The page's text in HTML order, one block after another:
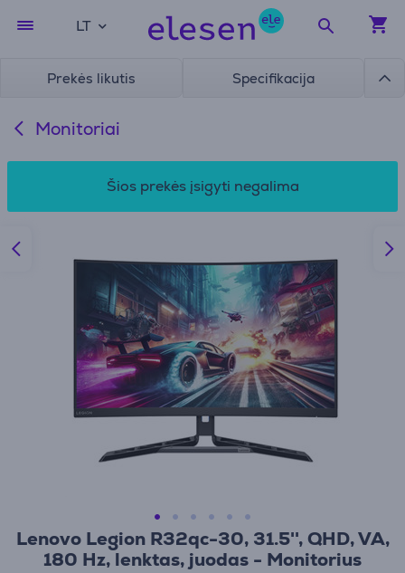
LT
Prekės likutis Specifikacija
Monitoriai
Šios prekės įsigyti negalima
Lenovo Legion R32qc-30, 31.5'', QHD, VA,
180 Hz, lenktas, juodas - Monitorius